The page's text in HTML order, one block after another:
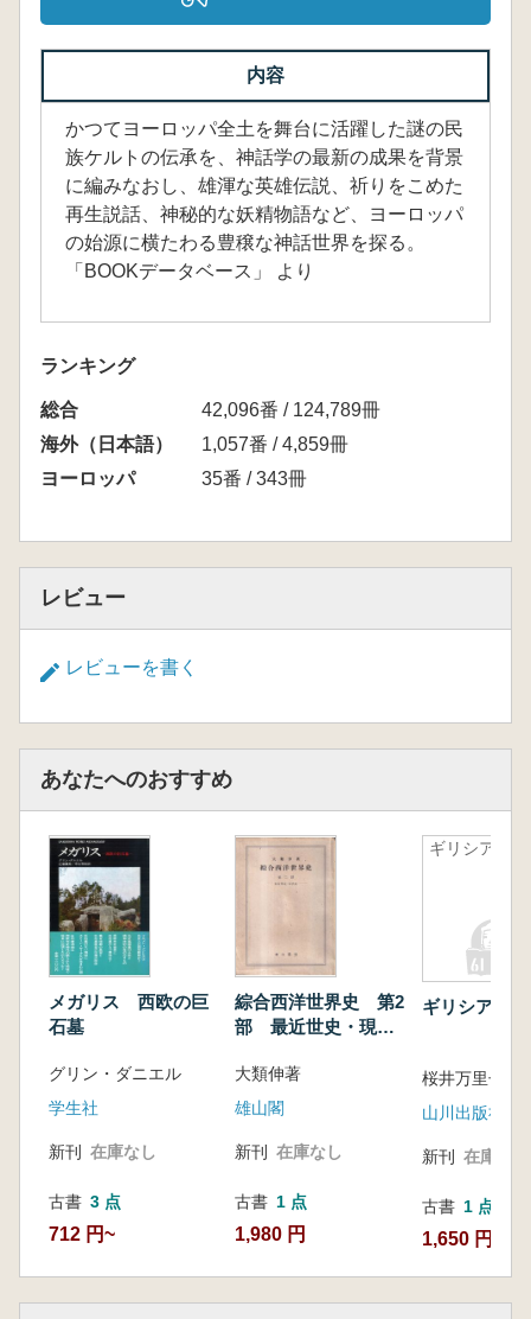
内容
かつてヨーロッパ全土を舞台に活躍した謎の民
族ケルトの伝承を、神話学の最新の成果を背景
に編みなおし、雄渾な英雄伝説、祈りをこめた
再生説話、神秘的な妖精物語など、ヨーロッパ
の始源に横たわる豊穣な神話世界を探る。
「BOOKデータベース」 より
ランキング
総合
42,096番 / 124,789冊
海外（日本語）
1,057番 / 4,859冊
ヨーロッパ
35番 / 343冊
レビュー
レビューを書く
あなたへのおすすめ
メガリス 西欧の巨
石墓
グリン・ダニエル
学生社
新刊 在庫なし
古書 3 点
712 円~
綜合西洋世界史 第2
部 最近世史・現代
大類伸著
雄山閣
新刊 在庫なし
古書 1 点
1,980 円
ギリシア史
ギリシア史
桜井万里子編
山川出版社
新刊 在庫なし
古書 1 点
1,650 円